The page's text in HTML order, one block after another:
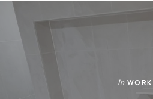
In WORK